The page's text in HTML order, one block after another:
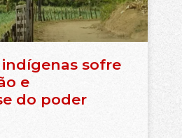
sofre
e
do poder